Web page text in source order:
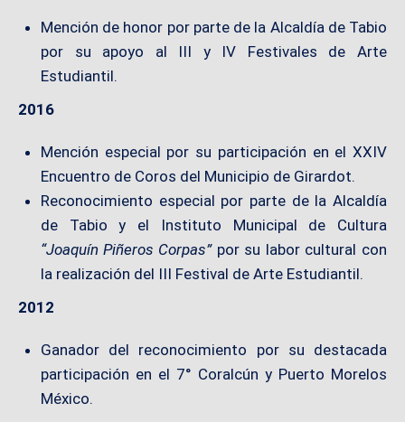
Mención de honor por parte de la Alcaldía de Tabio
por su apoyo al III y IV Festivales de Arte
Estudiantil.
2016
Mención especial por su participación en el XXIV
Encuentro de Coros del Municipio de Girardot.
Reconocimiento especial por parte de la Alcaldía
de Tabio y el Instituto Municipal de Cultura
“Joaquín Piñeros Corpas”por su labor cultural con
la realización del III Festival de Arte Estudiantil.
2012
Ganador del reconocimiento por su destacada
participación en el 7° Coralcún y Puerto Morelos
México.